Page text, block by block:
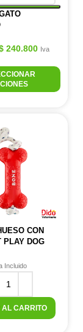
240.800 Iva
CON
PLAY DOG
Incluido
CARRITO